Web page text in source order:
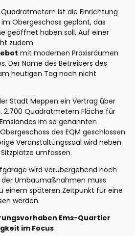
ist die Einrichtung
im Obergeschoss geplant, das
geöffnet haben soll. Auf einer
zudem
mit modernen Praxisräumen
Der Name des Betreibers des
heutigen Tag noch nicht
Stadt Meppen ein Vertrag über
2.700 Quadratmetern Fläche für
im so genannten
des EQM geschlossen
Veranstaltungssaal wird neben
umfassen.
wird vorübergehend noch
Umbaumaßnahmen muss
einem späteren Zeitpunkt für eine
werden.
Ems-Quartier
im Focus